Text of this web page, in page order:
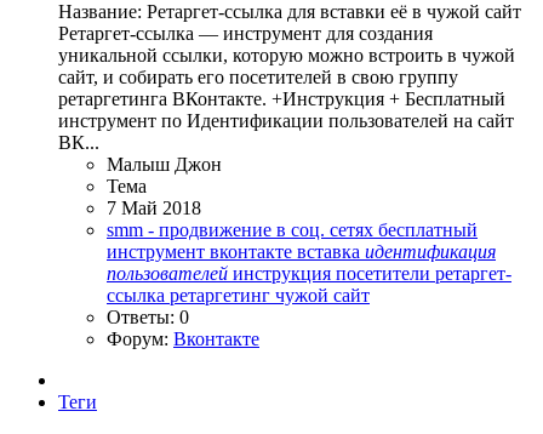
Название: Ретаргет-ссылка для вставки её в чужой сайт
Ретаргет-ссылка — инструмент для создания
уникальной ссылки, которую можно встроить в чужой
сайт, и собирать его посетителей в свою группу
ретаргетинга ВКонтакте. +Инструкция + Бесплатный
инструмент по Идентификации пользователей на сайт
ВК...
Малыш Джон
Тема
7 Май 2018
smm - продвижение в соц. сетях бесплатный
инструмент вконтакте вставка идентификация
пользователей инструкция посетители ретаргет-
ссылка ретаргетинг чужой сайт
Ответы: 0
Форум: Вконтакте
Теги